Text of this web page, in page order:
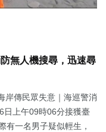
無人機搜尋，迅速尋
岸傳民眾失意｜海巡警消
日上午09時06分接獲臺
有一名男子疑似輕生，